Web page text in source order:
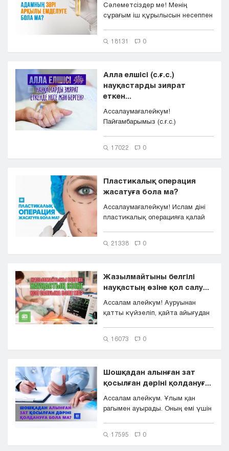
Сәлеметсіздер ме! Менің
сұрағым іш құрылысын несеппен
18131 0
Алла елшісі (с.ғ.с.)
науқастарды зиярат
еткен...
Ассалаумағалейкум!
Пайғамбарымыз (с.ғ.с.)
17022 0
Пластикалық операция
жасатуға бола ма?
Ассалаумағалейкум! Ислам діні
пластикалық операцияға қалай
21338 0
Жазылмайтыны белгілі
науқастың өзіне қол салу...
Ассалам алейкум! Ауруынан
қатты күйзеліп, қайта айығудан
16073 0
Шошқадан алынған зат
қосылған дәріні қолдануғ...
Ассалам алейкум. Ұлым қан
рагымен ауырады. Оның емі үшін
17595 0